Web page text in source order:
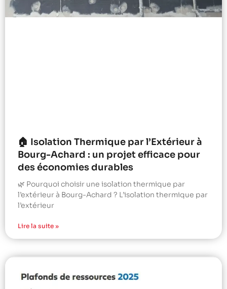
🏠 Isolation Thermique par l’Extérieur à
Bourg-Achard : un projet efficace pour
des économies durables
🌿 Pourquoi choisir une isolation thermique par
l’extérieur à Bourg-Achard ? L’isolation thermique par
l’extérieur
Lire la suite »